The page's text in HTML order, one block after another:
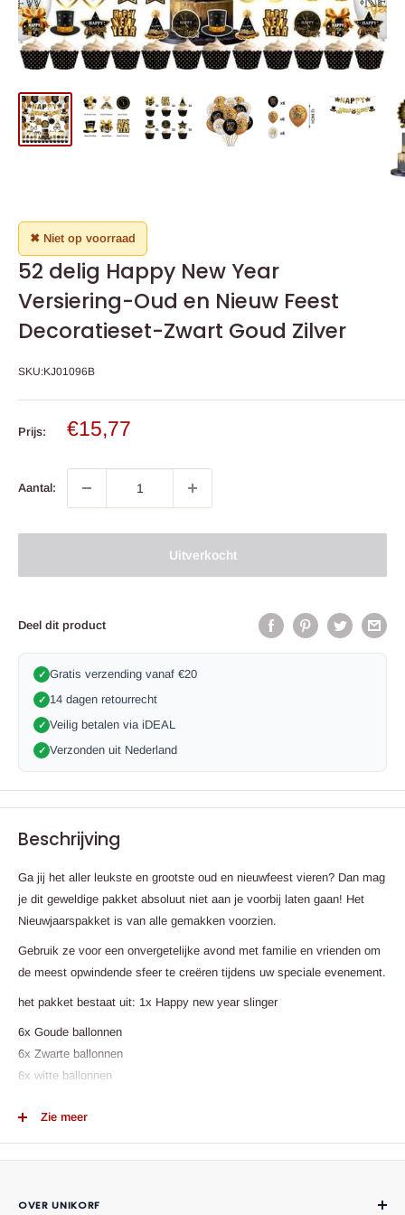
✖ Niet op voorraad
52 delig Happy New Year
Versiering-Oud en Nieuw Feest
Decoratieset-Zwart Goud Zilver
SKU:KJ01096B
Prijs:
Verkoop
€15,77
Aantal:
Uitverkocht
Deel dit product
✓ Gratis verzending vanaf €20
✓ 14 dagen retourrecht
✓ Veilig betalen via iDEAL
✓ Verzonden uit Nederland
Beschrijving
Ga jij het aller leukste en grootste oud en nieuwfeest vieren? Dan mag
je dit geweldige pakket absoluut niet aan je voorbij laten gaan! Het
Nieuwjaarspakket is van alle gemakken voorzien.
Gebruik ze voor een onvergetelijke avond met familie en vrienden om
de meest opwindende sfeer te creëren tijdens uw speciale evenement.
het pakket bestaat uit: 1x Happy new year slinger
6x Goude ballonnen
6x Zwarte ballonnen
6x witte ballonnen
12x cake-topper decoraties
7x hanger decoraties
6x brillen
Zie meer
OVER UNIKORF